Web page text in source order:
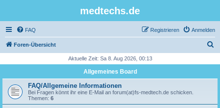
medtechs.de
FAQ Anmelden
Registrieren
Foren-Übersicht
h
Aktuelle Zeit: Sa 8. Aug 2026, 00:13
Allgemeines Board
FAQ/Allgemeine Informationen
Bei Fragen könnt ihr eine E-Mail an forum(at)fs-medtech.de schicken.
Themen: 6